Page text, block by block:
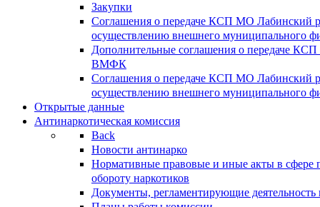
Закупки
Соглашения о передаче КСП МО Лабинский
осуществлению внешнего муниципального
Дополнительные соглашения о передаче
ВМФК
Соглашения о передаче КСП МО Лабинский
осуществлению внешнего муниципального
Открытые данные
Антинаркотическая комиссия
Back
Новости антинарко
Нормативные правовые и иные акты в сфере
обороту наркотиков
Документы, регламентирующие деятельность